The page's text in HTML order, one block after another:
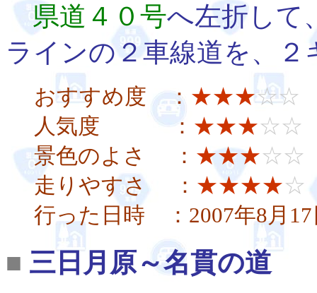
県道４０号へ左折して
ラインの２車線道を、２
おすすめ度 ： ★★★☆☆
人気度 ： ★★★☆☆
景色のよさ ： ★★★☆☆
走りやすさ ： ★★★★☆
行った日時 ：2007年8月17
■ 三日月原～名貫の道